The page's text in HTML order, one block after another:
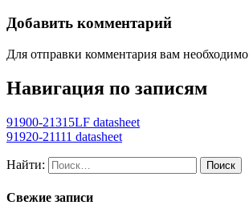
Добавить комментарий
Для отправки комментария вам необходимо
Навигация по записям
91900-21315LF datasheet
91920-21111 datasheet
Найти:
Свежие записи